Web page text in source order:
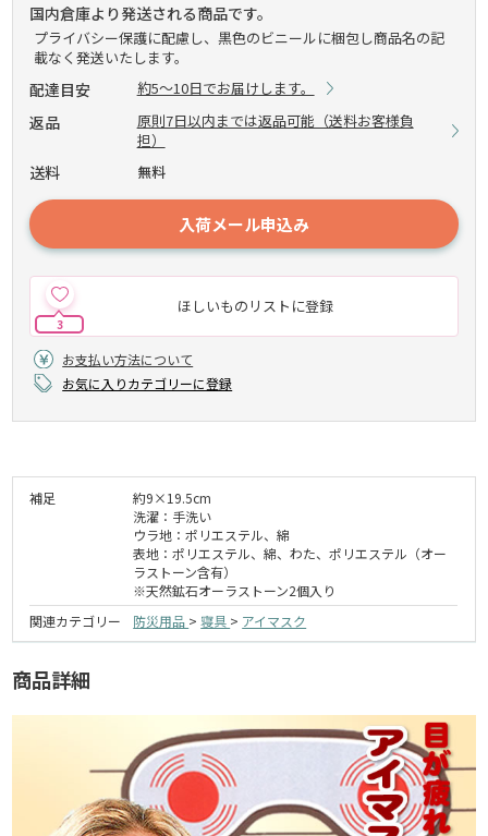
国内倉庫より発送される商品です。
プライバシー保護に配慮し、黒色のビニールに梱包し商品名の記
載なく発送いたします。
配達目安 約5～10日でお届けします。
返品
原則7日以内までは返品可能（送料お客様負
担）
送料 無料
入荷メール申込み
ほしいものリストに登録
3
お支払い方法について
お気に入りカテゴリーに登録
補足
約9×19.5cm
洗濯：手洗い
ウラ地：ポリエステル、綿
表地：ポリエステル、綿、わた、ポリエステル（オー
ラストーン含有）
※天然鉱石オーラストーン2個入り
関連カテゴリー
防災用品 >寝具 > アイマスク
商品詳細